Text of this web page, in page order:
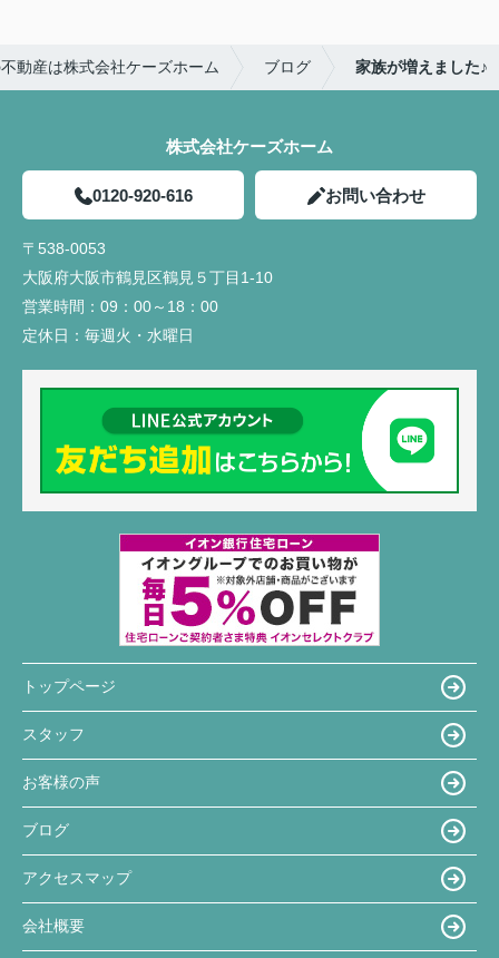
動産は株式会社ケーズホーム ブログ 家族が増えました♪
株式会社ケーズホーム
0120-920-616 お問い合わせ
〒538-0053
大阪府大阪市鶴見区鶴見５丁目1-10
営業時間： 09：00～18：00
定休日： 毎週火・水曜日
トップページ
スタッフ
お客様の声
ブログ
アクセスマップ
会社概要